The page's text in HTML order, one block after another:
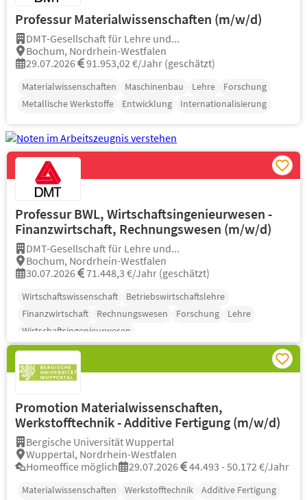
Professur Materialwissenschaften (m/w/d)
DMT-Gesellschaft für Lehre und...
Bochum, Nordrhein-Westfalen
29.07.2026
91.953,02 €/Jahr (geschätzt)
Materialwissenschaften Maschinenbau Lehre
Forschung
Metallische Werkstoffe
Entwicklung Internationalisierung
Professur BWL, Wirtschaftsingenieurwesen -
Finanzwirtschaft, Rechnungswesen (m/w/d)
DMT-Gesellschaft für Lehre und...
Bochum, Nordrhein-Westfalen
30.07.2026
71.448,3 €/Jahr (geschätzt)
Wirtschaftswissenschaft
Betriebswirtschaftslehre
Finanzwirtschaft
Rechnungswesen Forschung
Lehre
Wirtschaftsingenieurwesen
Promotion Materialwissenschaften,
Werkstofftechnik - Additive Fertigung (m/w/d)
Bergische Universität Wuppertal
Wuppertal, Nordrhein-Westfalen
Homeoffice möglich
29.07.2026 44.493 - 50.172 €/Jahr
Materialwissenschaften Werkstofftechnik
Additive Fertigung